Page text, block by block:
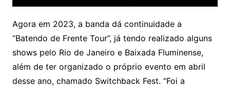
Agora em 2023, a banda dá continuidade a
“Batendo de Frente Tour”, já tendo realizado alguns
shows pelo Rio de Janeiro e Baixada Fluminense,
além de ter organizado o próprio evento em abril
desse ano, chamado Switchback Fest. “Foi a